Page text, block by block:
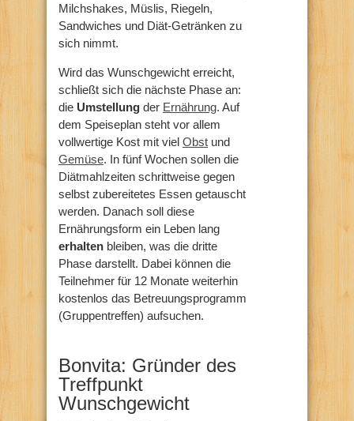
Milchshakes, Müslis, Riegeln,
Sandwiches und Diät-Getränken zu
sich nimmt.
Wird das Wunschgewicht erreicht,
schließt sich die nächste Phase an:
die Umstellung der Ernährung. Auf
dem Speiseplan steht vor allem
vollwertige Kost mit viel Obst und
Gemüse. In fünf Wochen sollen die
Diätmahlzeiten schrittweise gegen
selbst zubereitetes Essen getauscht
werden. Danach soll diese
Ernährungsform ein Leben lang
erhalten bleiben, was die dritte
Phase darstellt. Dabei können die
Teilnehmer für 12 Monate weiterhin
kostenlos das Betreuungsprogramm
(Gruppentreffen) aufsuchen.
Bonvita: Gründer des
Treffpunkt
Wunschgewicht